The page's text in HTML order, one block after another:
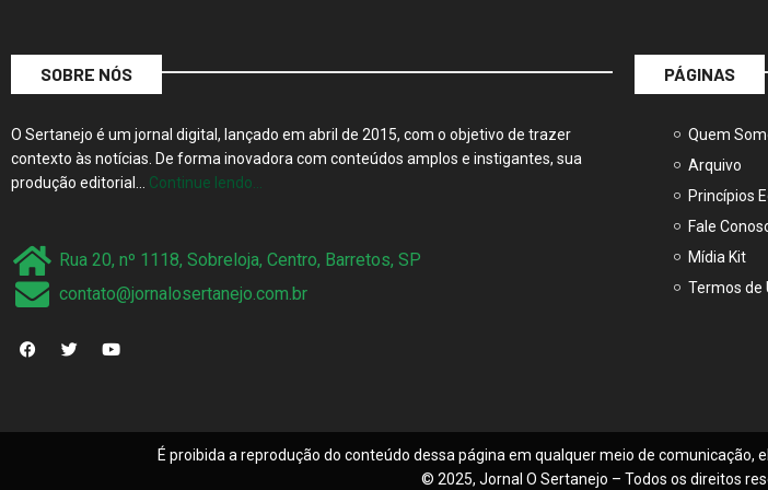
SOBRE NÓS
O Sertanejo é um jornal digital, lançado em abril de 2015, com o objetivo de trazer
contexto às notícias. De forma inovadora com conteúdos amplos e instigantes, sua
produção editorial… Continue lendo…
Rua 20, nº 1118, Sobreloja, Centro, Barretos, SP
contato@jornalosertanejo.com.br
PÁGINAS
Quem
Arquivo
Princípios
Fale
Mídia Kit
Termos de
É proibida a reprodução do conteúdo dessa página em qualquer meio de comunicação,
© 2025, Jornal O Sertanejo – Todos os direitos